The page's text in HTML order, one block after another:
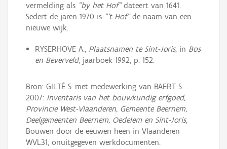
vermelding als "by het Hof"dateert van 1641.
Sedert de jaren 1970 is "'t Hof"de naam van een
nieuwe wijk.
RYSERHOVE A., Plaatsnamen te Sint-Joris, in Bos
en Beverveld, jaarboek 1992, p. 152.
Bron: GILTÉ S. met medewerking van BAERT S.
2007: Inventaris van het bouwkundig erfgoed,
Provincie West-Vlaanderen, Gemeente Beernem,
Deelgemeenten Beernem, Oedelem en Sint-Joris,
Bouwen door de eeuwen heen in Vlaanderen
WVL31, onuitgegeven werkdocumenten.